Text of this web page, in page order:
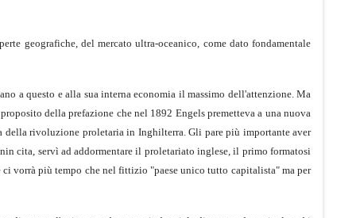
geografiche, del mercato ultra-oceanico, come dato fondamentale
a questo e alla sua interna economia il massimo dell'attenzione. Ma
della prefazione che nel 1892 Engels premetteva a una nuova
rivoluzione proletaria in Inghilterra. Gli pare più importante aver
cita, servì ad addormentare il proletariato inglese, il primo formatosi
vorrà più tempo che nel fittizio "paese unico tutto capitalista" ma per